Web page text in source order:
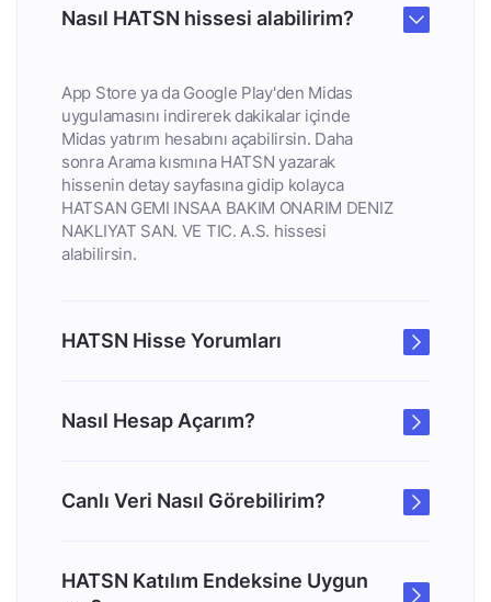
Nasıl HATSN hissesi alabilirim?
App Store ya da Google Play'den Midas
uygulamasını indirerek dakikalar içinde
Midas yatırım hesabını açabilirsin. Daha
sonra Arama kısmına HATSN yazarak
hissenin detay sayfasına gidip kolayca
HATSAN GEMI INSAA BAKIM ONARIM DENIZ
NAKLIYAT SAN. VE TIC. A.S. hissesi
alabilirsin.
HATSN Hisse Yorumları
Nasıl Hesap Açarım?
Canlı Veri Nasıl Görebilirim?
HATSN Katılım Endeksine Uygun